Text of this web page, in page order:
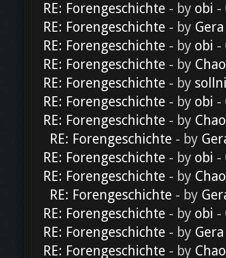
RE: Forengeschichte - by obi -
RE: Forengeschichte - by Gera
RE: Forengeschichte - by obi -
RE: Forengeschichte - by
RE: Forengeschichte - by
RE: Forengeschichte - by obi -
RE: Forengeschichte - by
RE: Forengeschichte - by
RE: Forengeschichte - by obi -
RE: Forengeschichte - by
RE: Forengeschichte - by
RE: Forengeschichte - by obi -
RE: Forengeschichte - by Gera
RE: Forengeschichte - by